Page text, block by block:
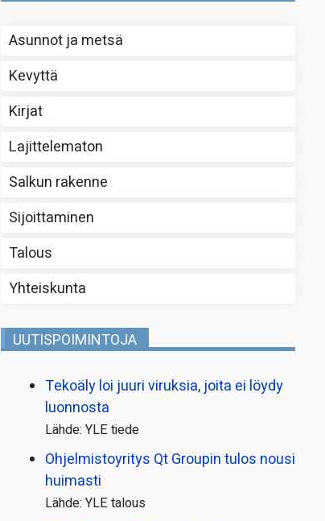
Asunnot ja metsä
Kevyttä
Kirjat
Lajittelematon
Salkun rakenne
Sijoittaminen
Talous
Yhteiskunta
UUTISPOIMINTOJA
Tekoäly loi juuri viruksia, joita ei löydy
luonnosta
Lähde: YLE tiede
Ohjelmistoyritys Qt Groupin tulos nousi
huimasti
Lähde: YLE talous